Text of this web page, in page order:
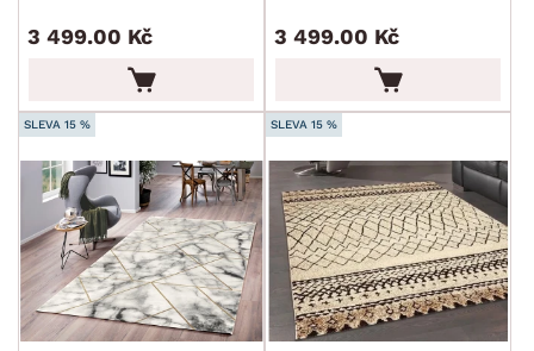
Povlečení a prostěradla
Závěsy a žaluzie
Kuchyňský textil
Dekorace
Stolování a vaření
Zahradní doplňky
Osvětlení
Ukládání a organizace
3 499.00 Kč 3 499.00 Kč
SLEVA 15 % SLEVA 15 %